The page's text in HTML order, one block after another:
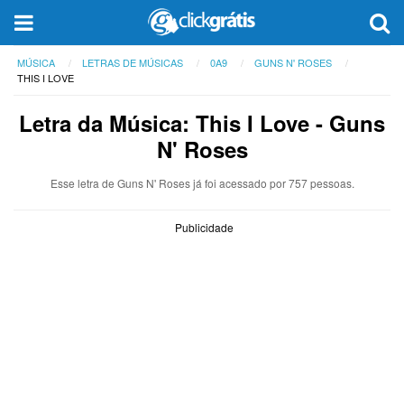
MÚSICA LETRAS DE MÚSICAS 0A9
GUNS N' ROSES
THIS I LOVE
Letra da Música: This I Love - Guns
N' Roses
Esse letra de Guns N' Roses já foi acessado por 757 pessoas.
Publicidade